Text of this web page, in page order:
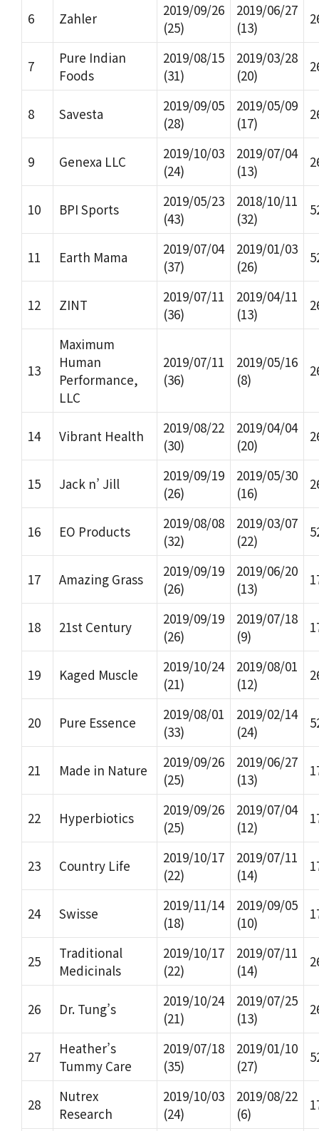
6 Zahler
2019/09/26
(25)
2019/06/27
(13)
7
Pure Indian
Foods
2019/08/15
(31)
2019/03/28
(20)
8 Savesta
2019/09/05
(28)
2019/05/09
(17)
9 Genexa LLC
2019/10/03
(24)
2019/07/04
(13)
10 BPI Sports
2019/05/23
(43)
2018/10/11
(32)
11 Earth Mama
2019/07/04
(37)
2019/01/03
(26)
12 ZINT
2019/07/11
(36)
2019/04/11
(13)
13
Maximum
Human
Performance,
LLC
2019/07/11
(36)
2019/05/16
(8)
14 Vibrant Health
2019/08/22
(30)
2019/04/04
(20)
15 Jack n’ Jill
2019/09/19
(26)
2019/05/30
(16)
16 EO Products
2019/08/08
(32)
2019/03/07
(22)
17 Amazing Grass
2019/09/19
(26)
2019/06/20
(13)
18 21st Century
2019/09/19
(26)
2019/07/18
(9)
19 Kaged Muscle
2019/10/24
(21)
2019/08/01
(12)
20 Pure Essence
2019/08/01
(33)
2019/02/14
(24)
21 Made in Nature
2019/09/26
(25)
2019/06/27
(13)
22 Hyperbiotics
2019/09/26
(25)
2019/07/04
(12)
23 Country Life
2019/10/17
(22)
2019/07/11
(14)
24 Swisse
2019/11/14
(18)
2019/09/05
(10)
25
Traditional
Medicinals
2019/10/17
(22)
2019/07/11
(14)
26 Dr. Tung’s
2019/10/24
(21)
2019/07/25
(13)
27
Heather’s
Tummy Care
2019/07/18
(35)
2019/01/10
(27)
28
Nutrex
Research
2019/10/03
(24)
2019/08/22
(6)